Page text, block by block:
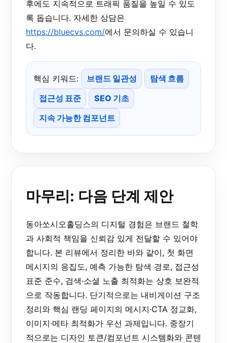
후에도 지속적으로 트래픽 품질을 높일 수 있도
록 돕습니다. 자세한 상담은
https://bluecvs.com/에서 문의하실 수 있습니
다.
핵심 키워드: 브랜드 일관성
탐색 흐름
접근성 표준
SEO 기초
지속 가능한 컴포넌트
마무리: 다음 단계 제안
동아쏘시오홀딩스의 디지털 경험은 브랜드 철학
과 사회적 책임을 신뢰감 있게 전달할 수 있어야
합니다. 본 리뷰에서 정리한 바와 같이, 첫 화면
메시지의 응집도, 예측 가능한 탐색 경로, 접근성
표준 준수, 검색·소셜 노출 최적화는 상호 보완적
으로 작동합니다. 단기적으로는 내비게이션 구조
정리와 핵심 랜딩 페이지의 메시지·CTA 정교화,
이미지·메타 최적화가 우선 과제입니다. 중장기
적으로는 디자인 토큰/컴포넌트 시스템화와 콘텐